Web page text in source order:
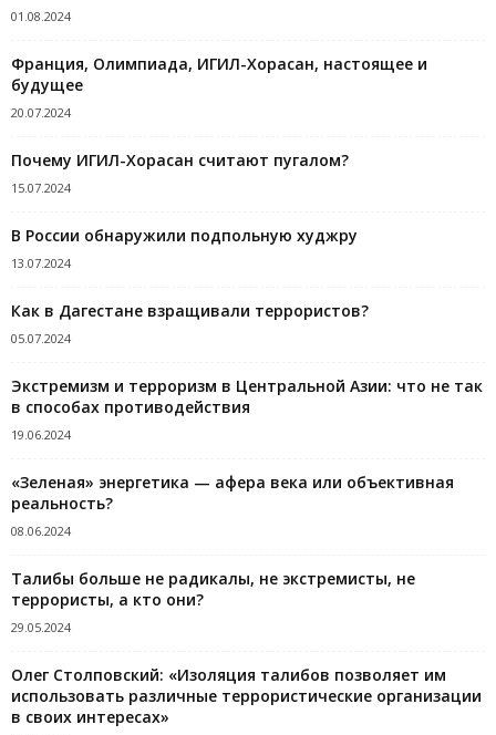
01.08.2024
Франция, Олимпиада, ИГИЛ-Хорасан, настоящее и
будущее
20.07.2024
Почему ИГИЛ-Хорасан считают пугалом?
15.07.2024
В России обнаружили подпольную худжру
13.07.2024
Как в Дагестане взращивали террористов?
05.07.2024
Экстремизм и терроризм в Центральной Азии: что не так
в способах противодействия
19.06.2024
«Зеленая» энергетика — афера века или объективная
реальность?
08.06.2024
Талибы больше не радикалы, не экстремисты, не
террористы, а кто они?
29.05.2024
Олег Столповский: «Изоляция талибов позволяет им
использовать различные террористические организации
в своих интересах»